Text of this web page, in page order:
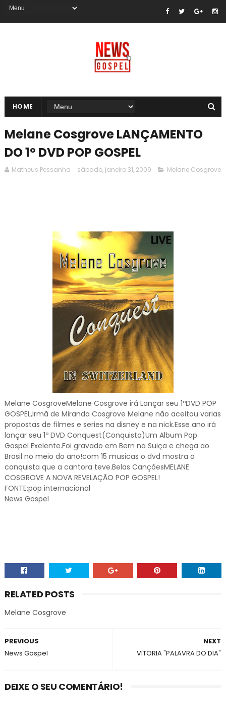
HOME
Melane Cosgrove LANÇAMENTO
DO 1º DVD POP GOSPEL
Matheus Pessanha sábado, janeiro 31, 2009 Melane Cosgrove
Melane CosgroveMelane Cosgrove irá Lançar seu 1ºDVD POP
GOSPEL,Irmã de Miranda Cosgrove Melane não aceitou varias
propostas de filmes e series na disney e na nick.Esse ano irá
lançar seu 1º DVD Conquest(Conquista)Um Album Pop
Gospel Exelente.Foi gravado em Bern na Suiça e chega ao
Brasil no meio do ano!com 15 musicas o dvd mostra a
conquista que a cantora teve.Belas CançõesMELANE
COSGROVE A NOVA REVELAÇÃO POP GOSPEL!
FONTE:pop internacional
News Gospel
RELATED POSTS
Melane Cosgrove
NEXT
VITORIA "PALAVRA DO DIA"
PREVIOUS
News Gospel
DEIXE O SEU COMENTÁRIO!